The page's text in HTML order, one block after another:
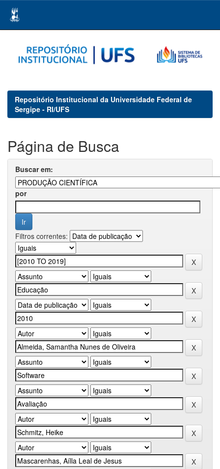
navigation
Repositório Institucional da Universidade Federal de
Sergipe - RI/UFS
Página de Busca
Buscar em:
por
Filtros correntes: